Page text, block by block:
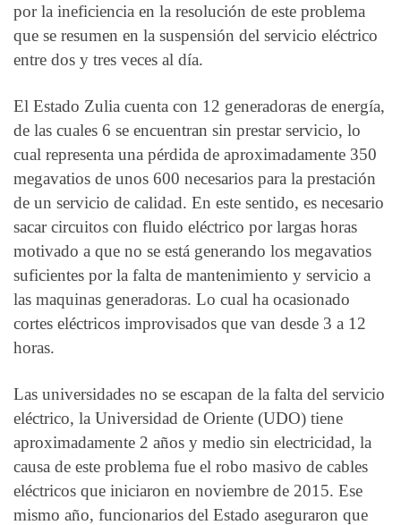
por la ineficiencia en la resolución de este problema
que se resumen en la suspensión del servicio eléctrico
entre dos y tres veces al día.
El Estado Zulia cuenta con 12 generadoras de energía,
de las cuales 6 se encuentran sin prestar servicio, lo
cual representa una pérdida de aproximadamente 350
megavatios de unos 600 necesarios para la prestación
de un servicio de calidad. En este sentido, es necesario
sacar circuitos con fluido eléctrico por largas horas
motivado a que no se está generando los megavatios
suficientes por la falta de mantenimiento y servicio a
las maquinas generadoras. Lo cual ha ocasionado
cortes eléctricos improvisados que van desde 3 a 12
horas.
Las universidades no se escapan de la falta del servicio
eléctrico, la Universidad de Oriente (UDO) tiene
aproximadamente 2 años y medio sin electricidad, la
causa de este problema fue el robo masivo de cables
eléctricos que iniciaron en noviembre de 2015. Ese
mismo año, funcionarios del Estado aseguraron que